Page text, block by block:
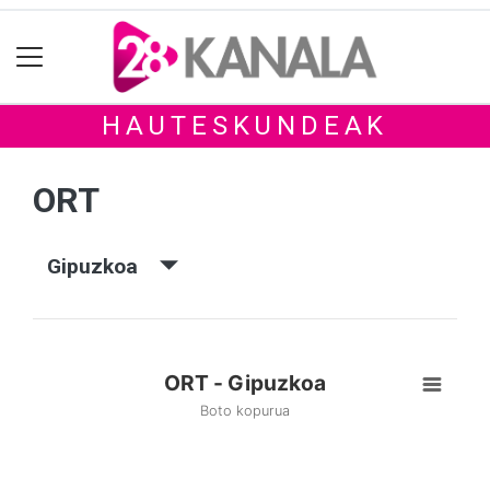
HAUTESKUNDEAK
ORT
Gipuzkoa
ORT - Gipuzkoa
Boto kopurua